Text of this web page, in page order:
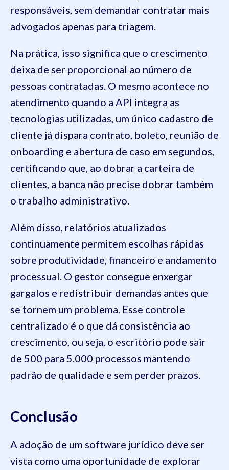
responsáveis, sem demandar contratar mais
advogados apenas para triagem.
Na prática, isso significa que o crescimento
deixa de ser proporcional ao número de
pessoas contratadas. O mesmo acontece no
atendimento quando a API integra as
tecnologias utilizadas, um único cadastro de
cliente já dispara contrato, boleto, reunião de
onboarding e abertura de caso em segundos,
certificando que, ao dobrar a carteira de
clientes, a banca não precise dobrar também
o trabalho administrativo.
Além disso, relatórios atualizados
continuamente permitem escolhas rápidas
sobre produtividade, financeiro e andamento
processual. O gestor consegue enxergar
gargalos e redistribuir demandas antes que
se tornem um problema. Esse controle
centralizado é o que dá consistência ao
crescimento, ou seja, o escritório pode sair
de 500 para 5.000 processos mantendo
padrão de qualidade e sem perder prazos.
Conclusão
A adoção de um software jurídico deve ser
vista como uma oportunidade de explorar